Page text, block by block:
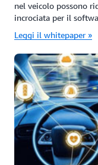
nel veicolo possono
incrociata per il
Leggi il whitepaper »